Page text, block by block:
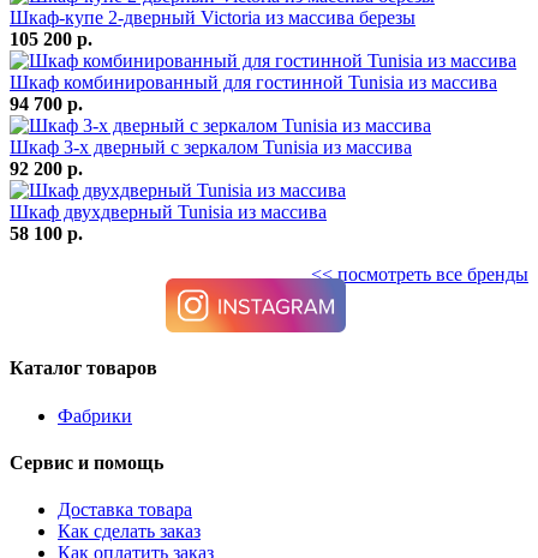
Шкаф-купе 2-дверный Victoria из массива березы
105 200 р.
Шкаф комбинированный для гостинной Tunisia из массива
94 700 р.
Шкаф 3-х дверный с зеркалом Tunisia из массива
92 200 р.
Шкаф двухдверный Tunisia из массива
58 100 р.
<< посмотреть все бренды
Каталог товаров
Фабрики
Сервис и помощь
Доставка товара
Как сделать заказ
Как оплатить заказ